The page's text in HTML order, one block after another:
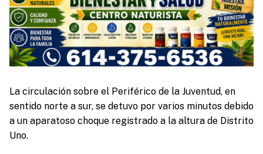
La circulación sobre el Periférico de la Juventud, en
sentido norte a sur, se detuvo por varios minutos debido
a un aparatoso choque registrado a la altura de Distrito
Uno.